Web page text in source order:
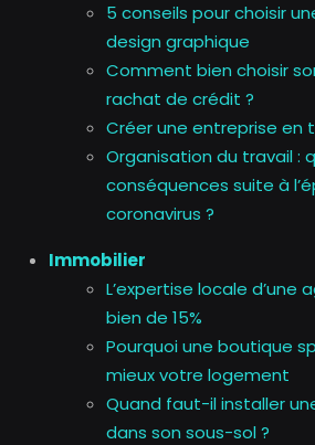
5 conseils pour choisir
design graphique
Comment bien choisir
rachat de crédit ?
Créer une entreprise en
Organisation du travail :
conséquences suite à
coronavirus ?
Immobilier
L’expertise locale d’une
bien de 15%
Pourquoi une boutique
mieux votre logement
Quand faut-il installer
dans son sous-sol ?